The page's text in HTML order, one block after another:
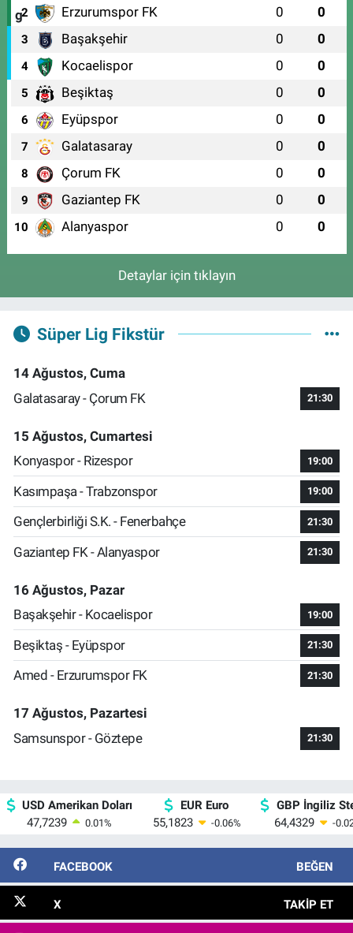
2 Erzurumspor FK 0 0
3 Başakşehir 0 0
4 Kocaelispor 0 0
5 Beşiktaş 0 0
6 Eyüpspor 0 0
7 Galatasaray 0 0
8 Çorum FK 0 0
9 Gaziantep FK 0 0
10 Alanyaspor 0 0
Detaylar için tıklayın
Süper Lig Fikstür
14 Ağustos, Cuma
Galatasaray - Çorum FK
21:30
15 Ağustos, Cumartesi
Konyaspor - Rizespor
19:00
Kasımpaşa - Trabzonspor 19:00
Gençlerbirliği S.K. - Fenerbahçe 21:30
Gaziantep FK - Alanyaspor 21:30
16 Ağustos, Pazar
Başakşehir - Kocaelispor
19:00
Beşiktaş - Eyüpspor 21:30
Amed - Erzurumspor FK 21:30
17 Ağustos, Pazartesi
Samsunspor - Göztepe
21:30
USD Amerikan Doları
47,7239
0.01%
EUR Euro
55,1823
-0.06%
GBP İngiliz
64,4329
-
FACEBOOK BEĞEN
X TAKIP ET